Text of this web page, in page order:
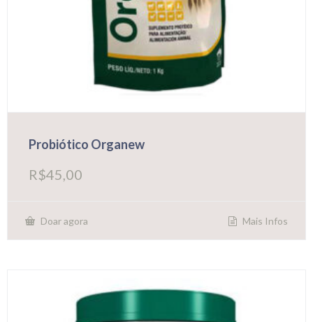
Probiótico Organew
R$45,00
Doar agora Mais Infos